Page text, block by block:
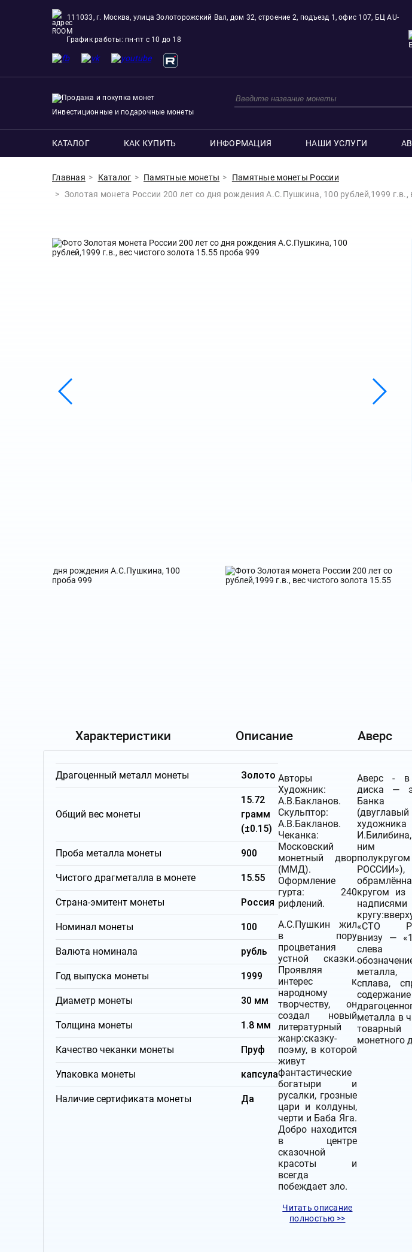
111033, г. Москва, улица Золоторожский Вал, дом 32, строение 2, подъезд 1, офис 107, БЦ AU-
ROOM
График работы: пн-пт с 10 до 18
Инвестиционные и подарочные монеты
КАТАЛОГ КАК КУПИТЬ ИНФОРМАЦИЯ НАШИ УСЛУГИ
Главная Каталог Памятные монеты
Памятные монеты России
Золотая монета России 200 лет со дня рождения А.С.Пушкина, 100 рублей,1999 г.в.,
Характеристики Описание Аверс
Драгоценный металл монеты Золото
Общий вес монеты
15.72
грамм
(±0.15)
Проба металла монеты 900
Чистого драгметалла в монете 15.55
Страна-эмитент монеты Россия
Номинал монеты 100
Валюта номинала рубль
Год выпуска монеты 1999
Диаметр монеты 30 мм
Толщина монеты 1.8 мм
Качество чеканки монеты Пруф
Упаковка монеты капсула
Наличие сертификата монеты Да
Авторы
Художник:
А.В.Бакланов.
Скульптор:
А.В.Бакланов.
Чеканка:
Московский
монетный двор
(ММД).
Оформление
гурта: 240
рифлений.
А.С.Пушкин жил
в пору
процветания
устной сказки.
Проявляя
интерес к
народному
творчеству, он
создал новый
литературный
жанр:сказку-
поэму, в которой
живут
фантастические
богатыри и
русалки, грозные
цари и колдуны,
черти и Баба Яга.
Добро находится
в центре
сказочной
красоты и
всегда
побеждает зло.
Читать описание
полностью >>
Аверс - в
диска —
Банка
художника
ним
РОССИИ»),
кругом из
«СТО
внизу —
сплава,
содержание
металла в
монетного